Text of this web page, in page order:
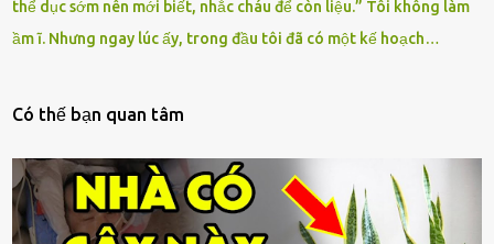
thể dục sớm nên mới biết, nhắc cháu để còn liệu.” Tôi không làm
ầm ĩ. Nhưng ngay lúc ấy, trong đầu tôi đã có một kế hoạch…
Có thế bạn quan tâm